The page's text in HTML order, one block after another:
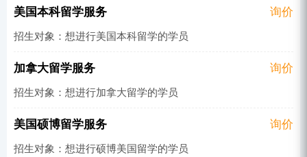
美国本科留学服务 询价
招生对象：想进行美国本科留学的学员
加拿大留学服务 询价
招生对象：想进行加拿大留学的学员
美国硕博留学服务 询价
招生对象：想进行硕博美国留学的学员